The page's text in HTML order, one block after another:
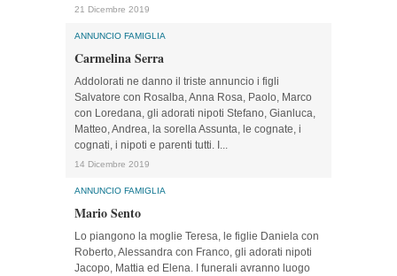
21 Dicembre 2019
ANNUNCIO FAMIGLIA
Carmelina Serra
Addolorati ne danno il triste annuncio i figli
Salvatore con Rosalba, Anna Rosa, Paolo, Marco
con Loredana, gli adorati nipoti Stefano, Gianluca,
Matteo, Andrea, la sorella Assunta, le cognate, i
cognati, i nipoti e parenti tutti. I...
14 Dicembre 2019
ANNUNCIO FAMIGLIA
Mario Sento
Lo piangono la moglie Teresa, le figlie Daniela con
Roberto, Alessandra con Franco, gli adorati nipoti
Jacopo, Mattia ed Elena. I funerali avranno luogo